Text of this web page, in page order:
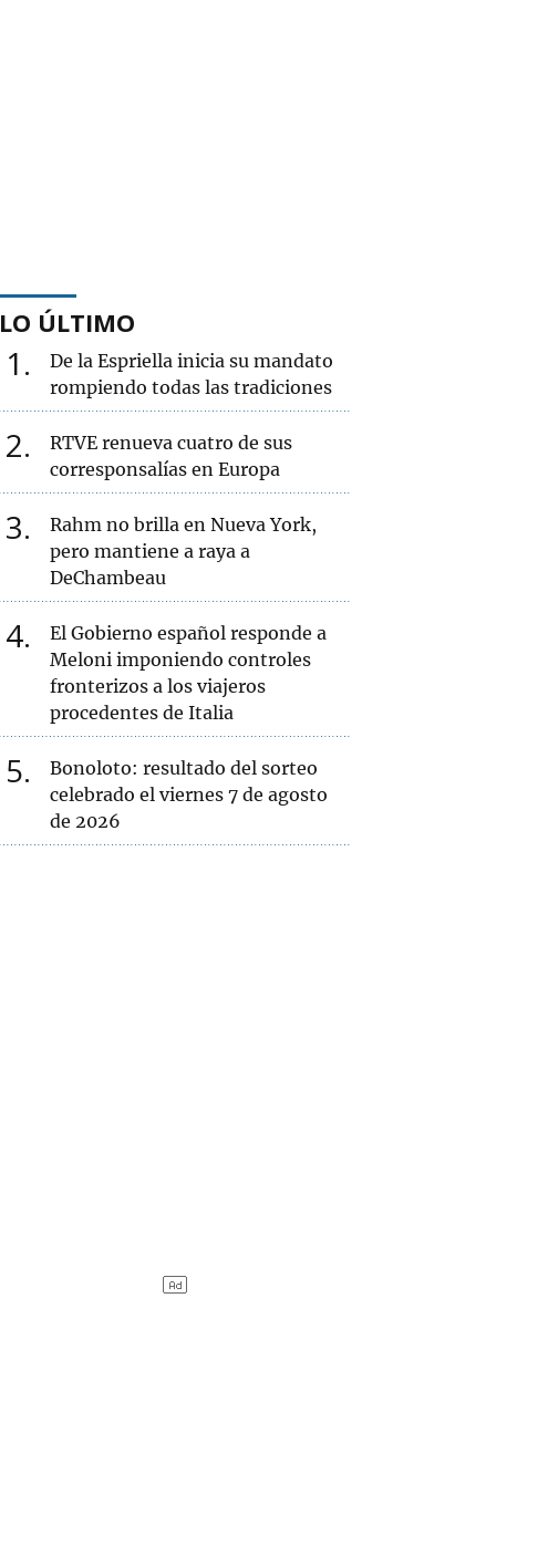
LO ÚLTIMO
1
De la Espriella inicia su mandato
rompiendo todas las tradiciones
2
RTVE renueva cuatro de sus
corresponsalías en Europa
3
Rahm no brilla en Nueva York,
pero mantiene a raya a
DeChambeau
4
El Gobierno español responde a
Meloni imponiendo controles
fronterizos a los viajeros
procedentes de Italia
5
Bonoloto: resultado del sorteo
celebrado el viernes 7 de agosto
de 2026